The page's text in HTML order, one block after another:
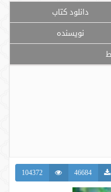
دانلود کتاب
نویسنده
46684
104372